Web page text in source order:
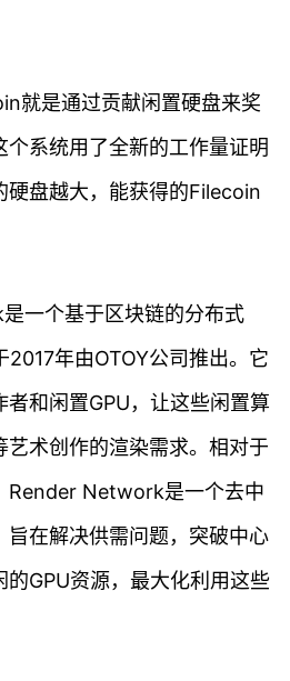
就是通过贡献闲置硬盘来奖
个系统用了全新的工作量证明
硬盘越大，能获得的Filecoin
一个基于区块链的分布式
2017年由OTOY公司推出。它
和闲置GPU，让这些闲置算
艺术创作的渲染需求。相对于
Render Network是一个去中
旨在解决供需问题，突破中心
的GPU资源，最大化利用这些